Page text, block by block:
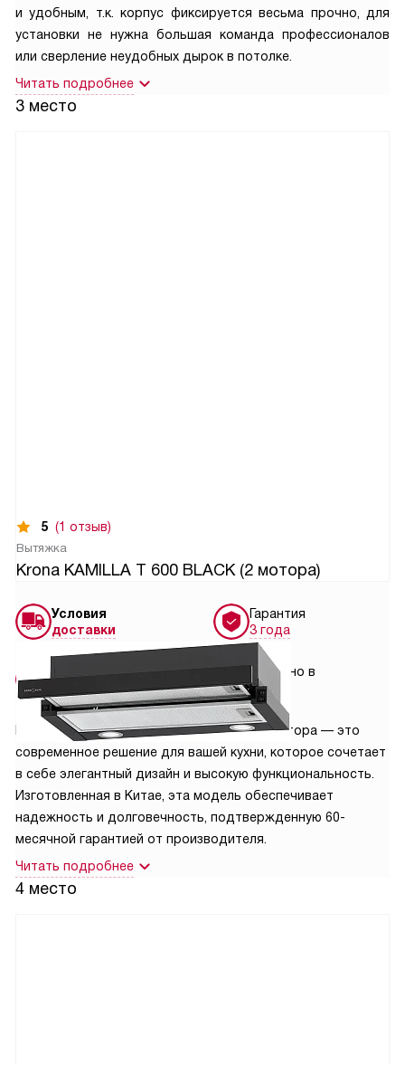
и удобным, т.к. корпус фиксируется весьма прочно, для
установки не нужна большая команда профессионалов
или сверление неудобных дырок в потолке.
Читать подробнее
3 место
5 (1 отзыв)
Вытяжка
Krona KAMILLA T 600 BLACK (2 мотора)
Условия
доставки
от 7000 руб.
Гарантия
3 года
Сделано в
Китае
Вытяжка KRONA KAMILLA T 600 BLACK 2 мотора — это
современное решение для вашей кухни, которое сочетает
в себе элегантный дизайн и высокую функциональность.
Изготовленная в Китае, эта модель обеспечивает
надежность и долговечность, подтвержденную 60-
месячной гарантией от производителя.
Читать подробнее
4 место